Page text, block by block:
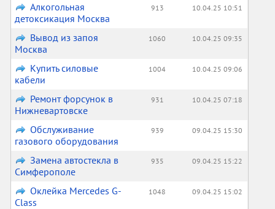
Алкогольная
детоксикация Москва
913 10.04.25 10:51
Вывод из запоя
Москва
1060 10.04.25 09:35
Купить силовые
кабели
1004 10.04.25 09:06
Ремонт форсунок в
Нижневартовске
931 10.04.25 07:18
Обслуживание
газового оборудования
939 09.04.25 15:30
Замена автостекла в
Симферополе
935 09.04.25 15:22
Оклейка Mercedes G-
Class
1048 09.04.25 15:02